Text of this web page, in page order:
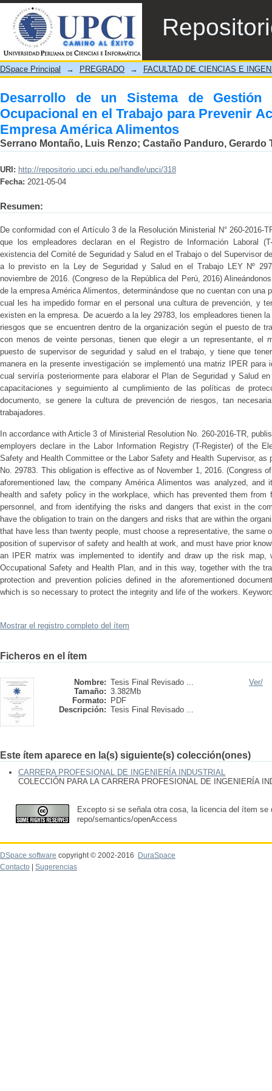
Desarrollo de un Sistema de Gestión
Prevenir Accidentes Laborales en la
DSpace Principal → PREGRADO → FACULTAD DE CIENCIAS E
Desarrollo de un Sistema de Gestión
Ocupacional en el Trabajo para Prevenir
Empresa América Alimentos
Serrano Montaño, Luis Renzo; Castaño Panduro, Gerardo
URI: http://repositorio.upci.edu.pe/handle/upci/318
Fecha: 2021-05-04
Resumen:
De conformidad con el Artículo 3 de la Resolución Ministerial N° 260-2016-
que los empleadores declaran en el Registro de Información Laboral
existencia del Comité de Seguridad y Salud en el Trabajo o del Supervisor
a lo previsto en la Ley de Seguridad y Salud en el Trabajo LEY Nº
noviembre de 2016. (Congreso de la República del Perú, 2016)
de la empresa América Alimentos, determinándose que no cuentan con una
cual les ha impedido formar en el personal una cultura de prevención, y
existen en la empresa. De acuerdo a la ley 29783, los empleadores tienen
riesgos que se encuentren dentro de la organización según el puesto de
con menos de veinte personas, tienen que elegir a un representante, el
puesto de supervisor de seguridad y salud en el trabajo, y tiene que
manera en la presente investigación se implementó una matriz IPER
cual serviría posteriormente para elaborar el Plan de Seguridad y Salud
capacitaciones y seguimiento al cumplimiento de las políticas de
documento, se genere la cultura de prevención de riesgos, tan
trabajadores.
In accordance with Article 3 of Ministerial Resolution No. 260-2016-TR,
employers declare in the Labor Information Registry (T-Register) of the
Safety and Health Committee or the Labor Safety and Health Supervisor, as
No. 29783. This obligation is effective as of November 1, 2016. (Congress
aforementioned law, the company América Alimentos was analyzed,
health and safety policy in the workplace, which has prevented them from
personnel, and from identifying the risks and dangers that exist in the
have the obligation to train on the dangers and risks that are within the
that have less than twenty people, must choose a representative, the same
position of supervisor of safety and health at work, and must have prior
an IPER matrix was implemented to identify and draw up the risk
Occupational Safety and Health Plan, and in this way, together with the
protection and prevention policies defined in the aforementioned
which is so necessary to protect the integrity and life of the workers.
Mostrar el registro completo del ítem
Ficheros en el ítem
Nombre: Tesis Final Revisado ...
Tamaño: 3.382Mb
Formato:
PDF
Descripción: Tesis Final Revisado ...
Ver/
Este ítem aparece en la(s) siguiente(s) colección(ones)
CARRERA PROFESIONAL DE INGENIERÍA INDUSTRIAL
COLECCIÓN PARA LA CARRERA PROFESIONAL DE INGENIERÍA
Excepto si se señala otra cosa, la licencia del ítem se
repo/semantics/openAccess
DSpace software copyright © 2002-2016
DuraSpace
Contacto
Sugerencias